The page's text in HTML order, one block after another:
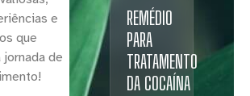
e
que
de
REMÉDIO
PARA
TRATAMENTO
DA COCAÍNA